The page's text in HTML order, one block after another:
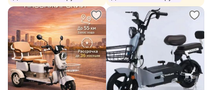
Дальность на одном заряде:
До 55 км
Грузоподъемность:
До 150-200 кг
У НАС ЕЖЕНЕДЕЛЬНЫЕ СКИДКИ НА СКУТЕРЫ ДО
500 РУБЛЕЙ!